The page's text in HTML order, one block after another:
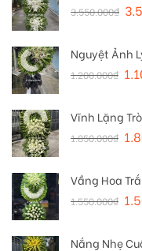
3.550.000₫
Nguyệt Ảnh
1.200.000₫
Vĩnh Lặng
1.850.000₫
Vầng Hoa
1.550.000₫
Nắng Nhẹ